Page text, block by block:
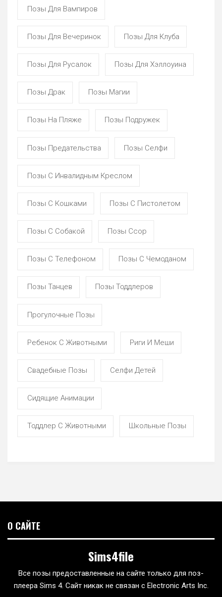
Позы Для Вампиров
Позы Для Вечеринок Позы Для Клуба
Позы Для Русалок Позы Для Хэллоуина
Позы Драк Позы Магии
Позы На Пляже Позы Подружек
Позы Предательства Позы Селфи
Позы С Инвалидным Креслом
Позы С Кошками Позы С Пистолетом
Позы С Собакой Позы Ссор
Позы С Телефоном Позы С Чемоданом
Позы Танцев Позы Тоддлеров
Прогулочные Позы
Ребенок С Животными Риги И Меши
Свадебные Позы Селфи Детей
Сидящие Анимации
Тоддлер С Животными Школьные Позы
О САЙТЕ
Sims4file
Все позы предоставленные на сайте только для поз-
плеера Sims 4. Сайт никак не связан с Electronic Arts Inc.